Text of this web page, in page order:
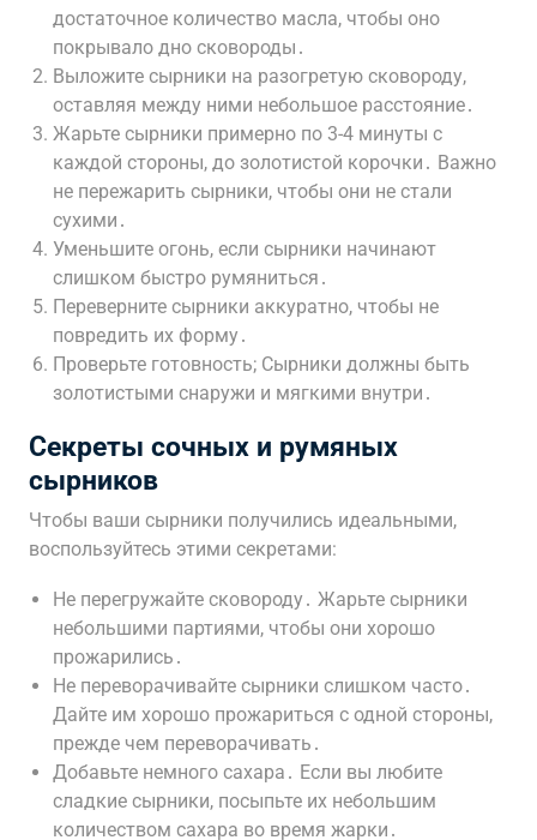
достаточное количество масла, чтобы оно
покрывало дно сковороды․
Выложите сырники на разогретую сковороду,
оставляя между ними небольшое расстояние․
Жарьте сырники примерно по 3-4 минуты с
каждой стороны, до золотистой корочки․ Важно
не пережарить сырники, чтобы они не стали
сухими․
Уменьшите огонь, если сырники начинают
слишком быстро румяниться․
Переверните сырники аккуратно, чтобы не
повредить их форму․
Проверьте готовность; Сырники должны быть
золотистыми снаружи и мягкими внутри․
Секреты сочных и румяных
сырников
Чтобы ваши сырники получились идеальными,
воспользуйтесь этими секретами:
Не перегружайте сковороду․ Жарьте сырники
небольшими партиями, чтобы они хорошо
прожарились․
Не переворачивайте сырники слишком часто․
Дайте им хорошо прожариться с одной стороны,
прежде чем переворачивать․
Добавьте немного сахара․ Если вы любите
сладкие сырники, посыпьте их небольшим
количеством сахара во время жарки․